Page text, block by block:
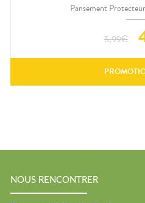
Pansement
5,99€
NOUS RENCONTRER